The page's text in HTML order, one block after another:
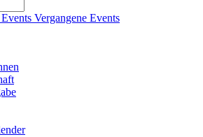
Vergangene Events